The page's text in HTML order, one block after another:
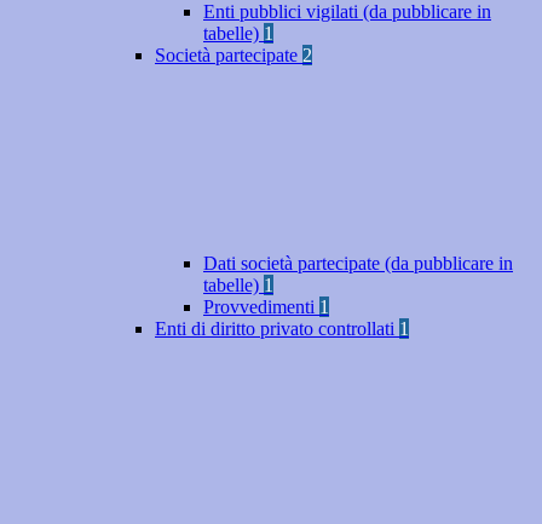
Enti pubblici vigilati (da pubblicare in
tabelle) 1
Società partecipate 2
Dati società partecipate (da pubblicare in
tabelle) 1
Provvedimenti 1
Enti di diritto privato controllati 1